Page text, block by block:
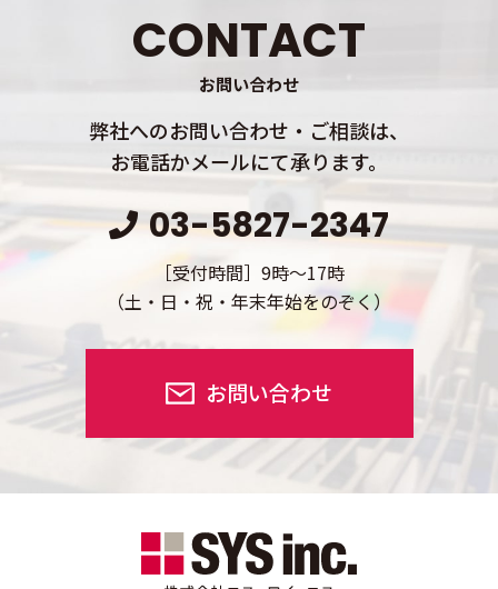
CONTACT
お問い合わせ
弊社へのお問い合わせ・ご相談は、
お電話かメールにて承ります。
03-5827-2347
［受付時間］9時～17時
（土・日・祝・年末年始をのぞく）
お問い合わせ